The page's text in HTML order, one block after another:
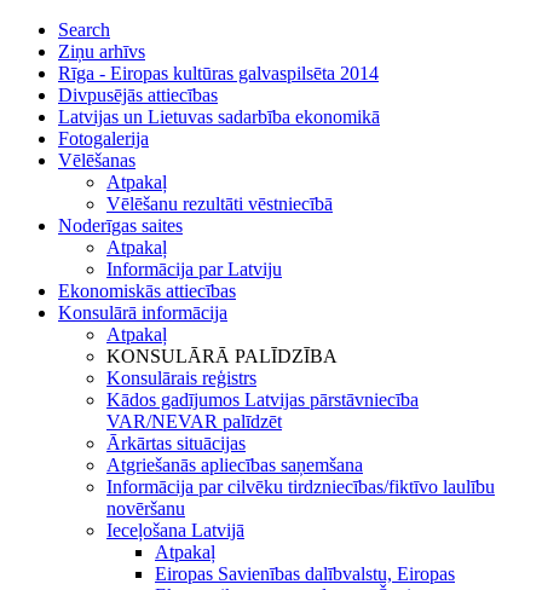
Search
Ziņu arhīvs
Rīga - Eiropas kultūras galvaspilsēta 2014
Divpusējās attiecības
Latvijas un Lietuvas sadarbība ekonomikā
Fotogalerija
Vēlēšanas
Atpakaļ
Vēlēšanu rezultāti vēstniecībā
Noderīgas saites
Atpakaļ
Informācija par Latviju
Ekonomiskās attiecības
Konsulārā informācija
Atpakaļ
KONSULĀRĀ PALĪDZĪBA
Konsulārais reģistrs
Kādos gadījumos Latvijas pārstāvniecība
VAR/NEVAR palīdzēt
Ārkārtas situācijas
Atgriešanās apliecības saņemšana
Informācija par cilvēku tirdzniecības/fiktīvo laulību
novēršanu
Ieceļošana Latvijā
Atpakaļ
Eiropas Savienības dalībvalstu, Eiropas